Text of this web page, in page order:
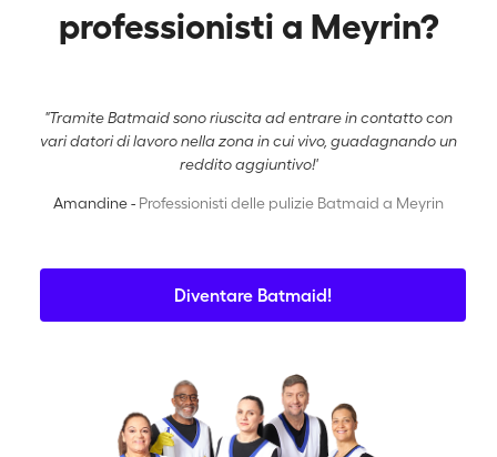
professionisti a Meyrin?
"Tramite Batmaid sono riuscita ad entrare in contatto con
vari datori di lavoro nella zona in cui vivo, guadagnando un
reddito aggiuntivo!'
Amandine - Professionisti delle pulizie Batmaid a Meyrin
Diventare Batmaid!